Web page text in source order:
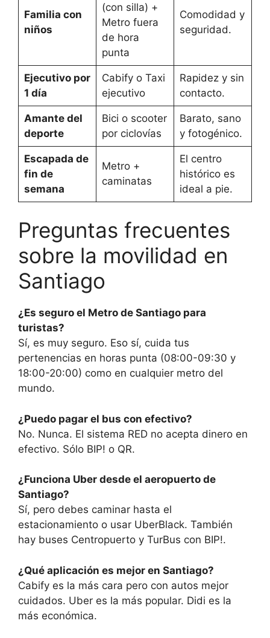
Familia con
niños
(con silla) +
Metro fuera
de hora
punta
Comodidad y
seguridad.
Ejecutivo por
1 día
Cabify o Taxi
ejecutivo
Rapidez y sin
contacto.
Amante del
deporte
Bici o scooter
por ciclovías
Barato, sano
y fotogénico.
Escapada de
fin de
semana
Metro +
caminatas
El centro
histórico es
ideal a pie.
Preguntas frecuentes
sobre la movilidad en
Santiago
¿Es seguro el Metro de Santiago para
turistas?
Sí, es muy seguro. Eso sí, cuida tus
pertenencias en horas punta (08:00-09:30 y
18:00-20:00) como en cualquier metro del
mundo.
¿Puedo pagar el bus con efectivo?
No. Nunca. El sistema RED no acepta dinero en
efectivo. Sólo BIP! o QR.
¿Funciona Uber desde el aeropuerto de
Santiago?
Sí, pero debes caminar hasta el
estacionamiento o usar UberBlack. También
hay buses Centropuerto y TurBus con BIP!.
¿Qué aplicación es mejor en Santiago?
Cabify es la más cara pero con autos mejor
cuidados. Uber es la más popular. Didi es la
más económica.